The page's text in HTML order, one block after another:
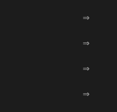
⇒
⇒
⇒
⇒